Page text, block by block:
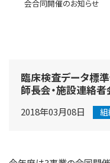
会合同開催のお知らせ
臨床検査データ標準化推進事業報告会・第34回技
師長会・施設連絡
2018年03月08日